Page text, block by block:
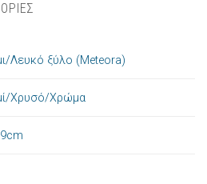
Λευκό ξύλο (Meteora)
Χρυσό/Χρώμα